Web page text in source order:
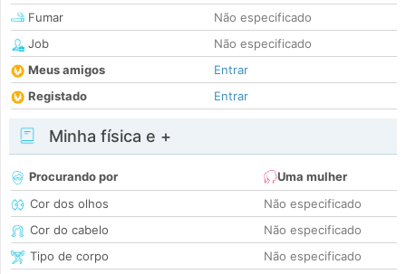
Fumar
Não especificado
Job
Não especificado
Meus amigos
Entrar
Registado
Entrar
Minha física e +
Procurando por
Uma mulher
Cor dos olhos
Não especificado
Cor do cabelo
Não especificado
Tipo de corpo
Não especificado